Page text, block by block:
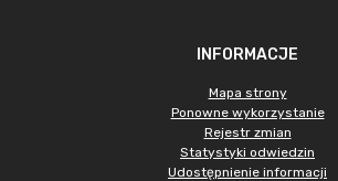
INFORMACJE
Mapa strony
Ponowne wykorzystanie
Rejestr zmian
Statystyki odwiedzin
Udostępnienie informacji